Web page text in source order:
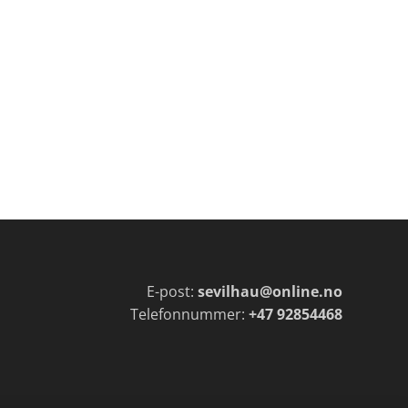
E-post: sevilhau@online.no
Telefonnummer: +47 92854468